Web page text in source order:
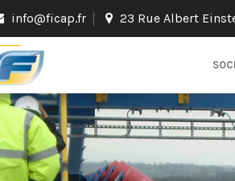
info@ficap.fr 23 Rue Albert